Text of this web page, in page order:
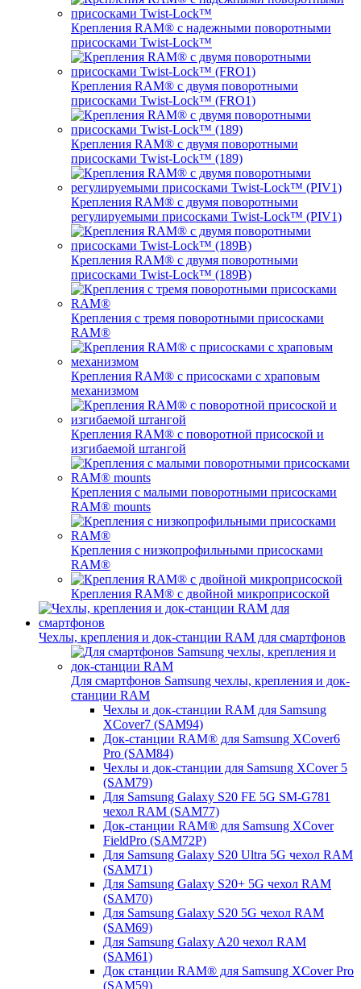
Крепления RAM® с надежными поворотными
присосками Twist-Lock™
Крепления RAM® с двумя поворотными
присосками Twist-Lock™ (FRO1)
Крепления RAM® с двумя поворотными
присосками Twist-Lock™ (189)
Крепления RAM® с двумя поворотными
регулируемыми присосками Twist-Lock™ (PIV1)
Крепления RAM® с двумя поворотными
присосками Twist-Lock™ (189B)
Крепления с тремя поворотными присосками
RAM®
Крепления RAM® с присосками с храповым
механизмом
Крепления RAM® с поворотной присоской и
изгибаемой штангой
Крепления с малыми поворотными присосками
RAM® mounts
Крепления с низкопрофильными присосками
RAM®
Крепления RAM® с двойной микроприсоской
Чехлы, крепления и док-станции RAM для смартфонов
Для смартфонов Samsung чехлы, крепления и док-
станции RAM
Чехлы и док-станции RAM для Samsung
XCover7 (SAM94)
Док-станции RAM® для Samsung XCover6
Pro (SAM84)
Чехлы и док-станции для Samsung XCover 5
(SAM79)
Для Samsung Galaxy S20 FE 5G SM-G781
чехол RAM (SAM77)
Док-станции RAM® для Samsung XCover
FieldPro (SAM72P)
Для Samsung Galaxy S20 Ultra 5G чехол RAM
(SAM71)
Для Samsung Galaxy S20+ 5G чехол RAM
(SAM70)
Для Samsung Galaxy S20 5G чехол RAM
(SAM69)
Для Samsung Galaxy A20 чехол RAM
(SAM61)
Док станции RAM® для Samsung XCover Pro
(SAM59)